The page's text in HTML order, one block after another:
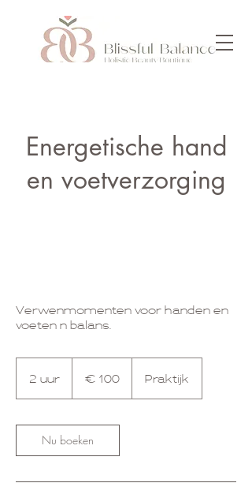
Energetische hand
en voetverzorging
Verwenmomenten voor handen en
voeten n balans.
2 uur
r
€ 100 Praktijk
Nu boeken